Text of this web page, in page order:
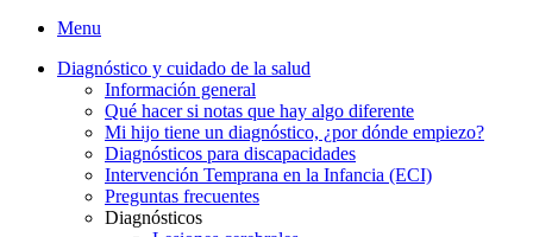
Menu
Diagnóstico y cuidado de la salud
Información general
Qué hacer si notas que hay algo diferente
Mi hijo tiene un diagnóstico, ¿por dónde empiezo?
Diagnósticos para discapacidades
Intervención Temprana en la Infancia (ECI)
Preguntas frecuentes
Diagnósticos